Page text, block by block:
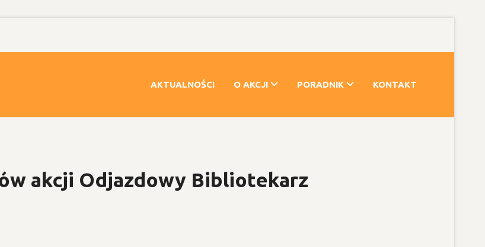
AKTUALNOŚCI O AKCJI PORADNIK KONTAKT
akcji Odjazdowy Bibliotekarz